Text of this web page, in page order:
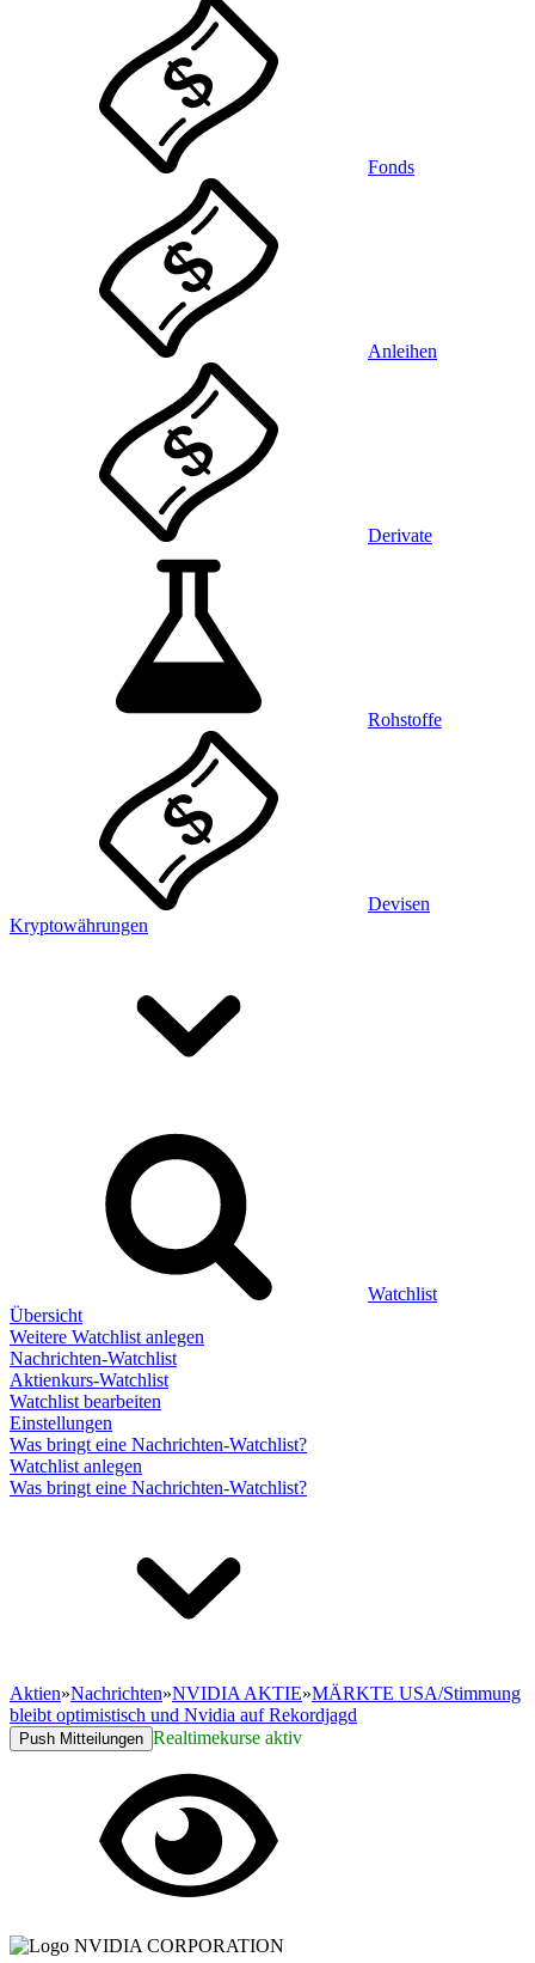
Fonds
Anleihen
Derivate
Rohstoffe
Devisen
Kryptowährungen
Watchlist
Übersicht
Weitere Watchlist anlegen
Nachrichten-Watchlist
Aktienkurs-Watchlist
Watchlist bearbeiten
Einstellungen
Was bringt eine Nachrichten-Watchlist?
Watchlist anlegen
Was bringt eine Nachrichten-Watchlist?
Aktien»Nachrichten»NVIDIA AKTIE»MÄRKTE USA/Stimmung
bleibt optimistisch und Nvidia auf Rekordjagd
Push Mitteilungen Realtimekurse aktiv